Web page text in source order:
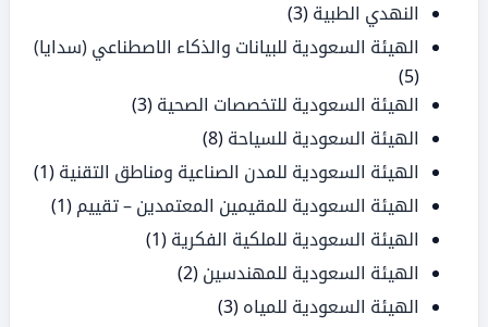
النهدي الطبية (3)
الهيئة السعودية للبيانات والذكاء الاصطناعي (سدايا)
(5)
الهيئة السعودية للتخصصات الصحية (3)
الهيئة السعودية للسياحة (8)
الهيئة السعودية للمدن الصناعية ومناطق التقنية (1)
الهيئة السعودية للمقيمين المعتمدين – تقييم (1)
الهيئة السعودية للملكية الفكرية (1)
الهيئة السعودية للمهندسين (2)
الهيئة السعودية للمياه (3)